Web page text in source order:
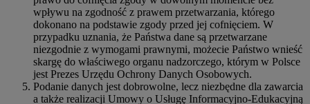
wpływu na zgodność z prawem przetwarzania, którego
dokonano na podstawie zgody przed jej cofnięciem. W
przypadku uznania, że Państwa dane są przetwarzane
niezgodnie z wymogami prawnymi, możecie Państwo wnieść
skargę do właściwego organu nadzorczego, którym w Polsce
jest Prezes Urzędu Ochrony Danych Osobowych.
Podanie danych jest dobrowolne, lecz niezbędne dla zawarcia
a także realizacji Umowy o Usługę Informacyjno-Edukacyjną